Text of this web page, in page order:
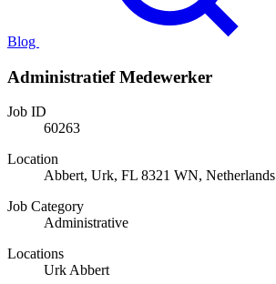
Blog
Administratief Medewerker
Job ID
60263
Location
Abbert, Urk, FL 8321 WN, Netherlands
Job Category
Administrative
Locations
Urk Abbert